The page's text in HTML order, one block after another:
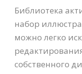
Библиотека
набор
можно легко
собственного